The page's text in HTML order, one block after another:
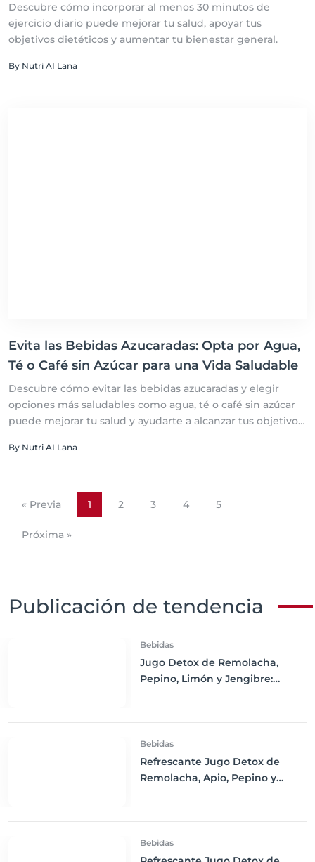
Descubre cómo incorporar al menos 30 minutos de
ejercicio diario puede mejorar tu salud, apoyar tus
objetivos dietéticos y aumentar tu bienestar general.
By Nutri AI Lana
Evita las Bebidas Azucaradas: Opta por Agua,
Té o Café sin Azúcar para una Vida Saludable
Descubre cómo evitar las bebidas azucaradas y elegir
opciones más saludables como agua, té o café sin azúcar
puede mejorar tu salud y ayudarte a alcanzar tus objetivos
By Nutri AI Lana
« Previa 1 2 3 4 5
Próxima »
Publicación de tendencia
Bebidas
Jugo Detox de Remolacha,
Pepino, Limón y Jengibre:
Bebidas
Refrescante Jugo Detox de
Remolacha, Apio, Pepino y
Bebidas